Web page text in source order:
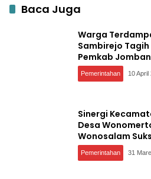
Baca Juga
Warga
Sambirejo
Pemkab
Pemerintahan 10 April
Sinergi
Desa
Wonosalam
Ogoh
Pemerintahan 31